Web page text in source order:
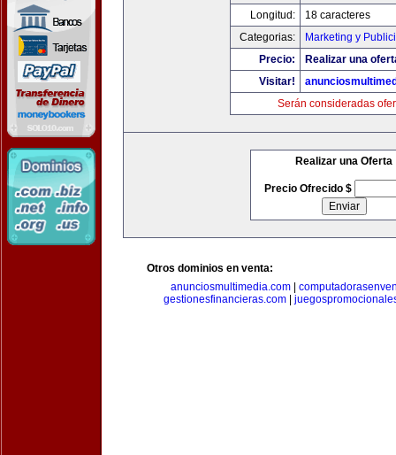
Longitud:
18 caracteres
Categorias:
Marketing y
Precio:
Realizar una
Visitar!
Serán consideradas
Realizar una Oferta
Precio Ofrecido $
Otros dominios en venta:
anunciosmultimedia.com
gestionesfinancieras.com